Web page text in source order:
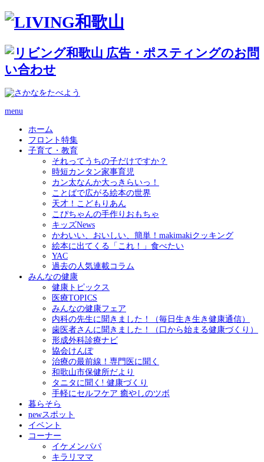
menu
ホーム
フロント特集
子育て・教育
それってうちの子だけですか？
時短カンタン家事育児
カン太なんか大っきらいっ！
ことばで広がる絵本の世界
天才！こどもりあん
こぴちゃんの手作りおもちゃ
キッズNews
かわいい、おいしい、簡単！makimakiクッキング
絵本に出てくる「これ！」食べたい
YAC
過去の人気連載コラム
みんなの健康
健康トピックス
医療TOPICS
みんなの健康フェア
内科の先生に聞きました！（毎日生き生き健康通信）
歯医者さんに聞きました！（口から始まる健康づくり）
形成外科診療ナビ
協会けんぽ
治療の最前線！専門医に聞く
和歌山市保健所だより
タニタに聞く! 健康づくり
手軽にセルフケア 癒やしのツボ
暮らそら
newスポット
イベント
コーナー
イケメンパパ
キラリママ